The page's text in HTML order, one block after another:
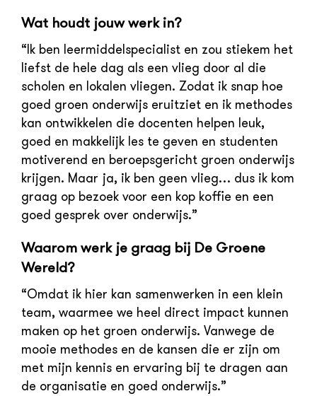
Wat houdt jouw werk in?
“Ik ben leermiddelspecialist en zou stiekem het
liefst de hele dag als een vlieg door al die
scholen en lokalen vliegen. Zodat ik snap hoe
goed groen onderwijs eruitziet en ik methodes
kan ontwikkelen die docenten helpen leuk,
goed en makkelijk les te geven en studenten
motiverend en beroepsgericht groen onderwijs
krijgen. Maar ja, ik ben geen vlieg… dus ik kom
graag op bezoek voor een kop koffie en een
goed gesprek over onderwijs.”
Waarom werk je graag bij De Groene
Wereld?
“Omdat ik hier kan samenwerken in een klein
team, waarmee we heel direct impact kunnen
maken op het groen onderwijs. Vanwege de
mooie methodes en de kansen die er zijn om
met mijn kennis en ervaring bij te dragen aan
de organisatie en goed onderwijs.”